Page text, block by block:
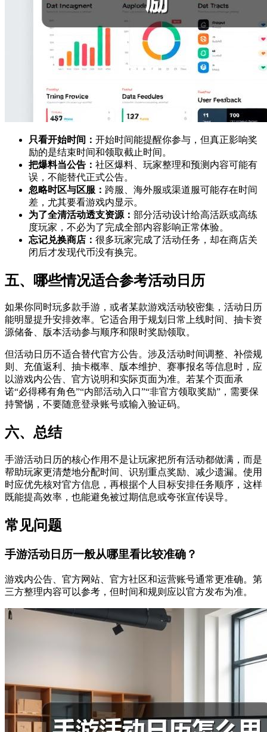
只看开始时间： 开始时间能提醒你参与，但真正影响奖
励的是结束时间和领取截止时间。
把爆料当公告： 社区爆料、玩家整理和预测内容可能有
误，不能替代正式公告。
忽略时区与区服： 跨服、海外服或渠道服可能存在时间
差，尤其要看游戏内显示。
为了全清活动透支资源： 部分活动设计给高活跃或高练
度玩家，不必为了完成全部内容影响正常体验。
忘记兑换商店： 很多玩家完成了活动任务，却在商店关
闭后才发现代币没有换完。
五、哪些情况适合参考活动日历
如果你同时玩多款手游，或者某款游戏活动较密集，活动日历
能明显提升安排效率。它适合用于规划日常上线时间、抽卡资
源储备、版本活动参与顺序和限时奖励领取。
但活动日历不适合替代官方公告。涉及活动时间调整、补偿规
则、充值返利、抽卡概率、版本维护、赛事报名等信息时，应
以游戏内公告、官方说明和实际页面为准。若某个页面承
诺“必得稀有角色”“内部活动入口”“非官方领取奖励”，需要保
持警惕，不要随意登录账号或输入验证码。
六、总结
手游活动日历的核心作用不是让玩家把所有活动都做满，而是
帮助玩家更清楚地分配时间、识别重点奖励、减少遗漏。使用
时应优先核对官方信息，再根据个人目标安排任务顺序，这样
既能提高效率，也能避免被过期信息或夸张宣传误导。
常见问题
手游活动日历一般从哪里看比较准确？
游戏内公告、官方网站、官方社区和运营账号通常更准确。第
三方整理内容可以参考，但时间和规则应以官方发布为准。